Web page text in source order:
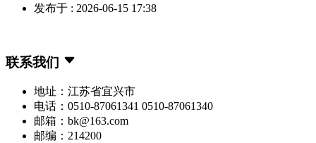
发布于 : 2026-06-15 17:38
联系我们
地址：江苏省宜兴市
电话：0510-87061341 0510-87061340
邮箱：bk@163.com
邮编：214200